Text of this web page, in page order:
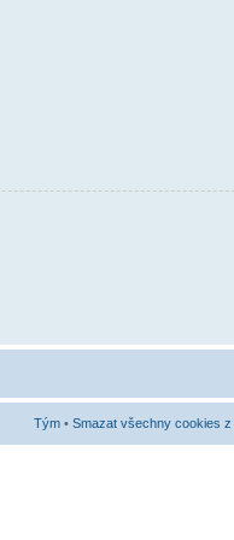
Tým • Smazat všechny cookies z